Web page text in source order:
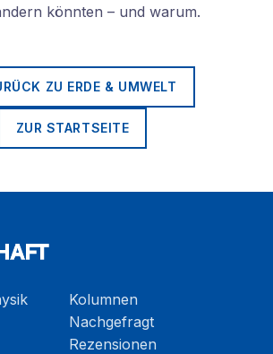
könnten – und warum.
ZU ERDE & UMWELT
ZUR STARTSEITE
Kolumnen
Nachgefragt
Rezensionen